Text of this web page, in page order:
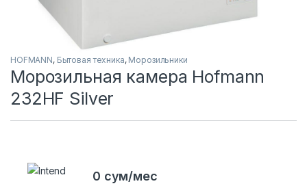
HOFMANN, Бытовая техника, Морозильники
Морозильная камера Hofmann
232HF Silver
0 сум/мес